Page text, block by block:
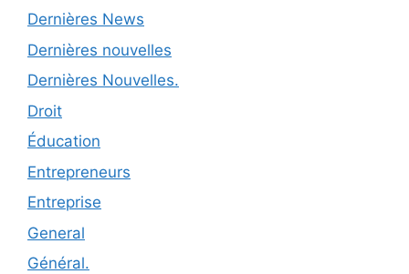
Dernières News
Dernières nouvelles
Dernières Nouvelles.
Droit
Éducation
Entrepreneurs
Entreprise
General
Général.